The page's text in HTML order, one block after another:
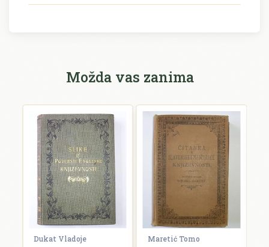
Možda vas zanima
Dukat Vladoje Maretić Tomo